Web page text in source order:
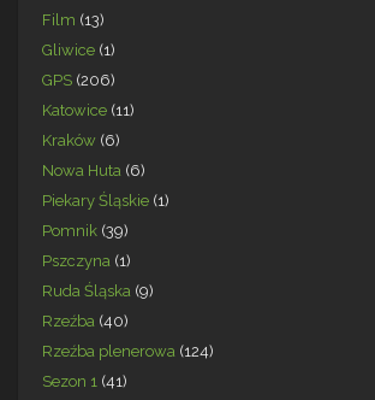
Film (13)
Gliwice (1)
GPS (206)
Katowice (11)
Kraków (6)
Nowa Huta (6)
Piekary Śląskie (1)
Pomnik (39)
Pszczyna (1)
Ruda Śląska (9)
Rzeźba (40)
Rzeźba plenerowa (124)
Sezon 1 (41)